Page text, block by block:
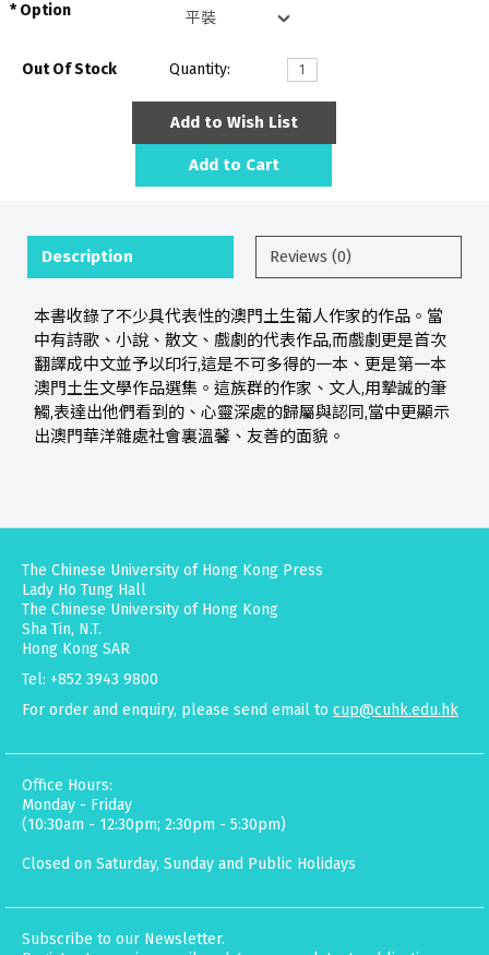
Option
Out Of Stock Quantity:
Add to Wish List
Add to Cart
Description Reviews (0)
本書收錄了不少具代表性的澳門土生葡人作家的作品。當
中有詩歌、小說、散文、戲劇的代表作品,而戲劇更是首次
翻譯成中文並予以印行,這是不可多得的一本、更是第一本
澳門土生文學作品選集。這族群的作家、文人,用摯誠的筆
觸,表達出他們看到的、心靈深處的歸屬與認同,當中更顯示
出澳門華洋雜處社會裏溫馨、友善的面貌。
The Chinese University of Hong Kong Press
Lady Ho Tung Hall
The Chinese University of Hong Kong
Sha Tin, N.T.
Hong Kong SAR
Tel: +852 3943 9800
For order and enquiry, please send email to cup@cuhk.edu.hk
Office Hours:
Monday - Friday
(10:30am - 12:30pm; 2:30pm - 5:30pm)
Closed on Saturday, Sunday and Public Holidays
Subscribe to our Newsletter.